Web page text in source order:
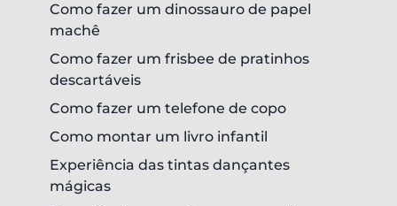
Como fazer um dinossauro de papel
machê
Como fazer um frisbee de pratinhos
descartáveis
Como fazer um telefone de copo
Como montar um livro infantil
Experiência das tintas dançantes
mágicas